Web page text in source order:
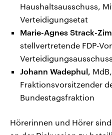
Haushaltsausschuss,
Verteidigungsetat
Marie-Agnes Strack-
stellvertretende FDP-
Verteidigungsausschuss
Johann Wadephul,
Fraktionsvorsitzender
Bundestagsfraktion
Hörerinnen und Hörer